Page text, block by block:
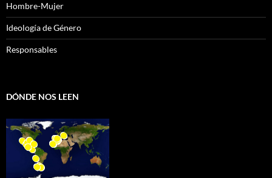
Hombre-Mujer
Ideología de Género
Responsables
DÓNDE NOS LEEN